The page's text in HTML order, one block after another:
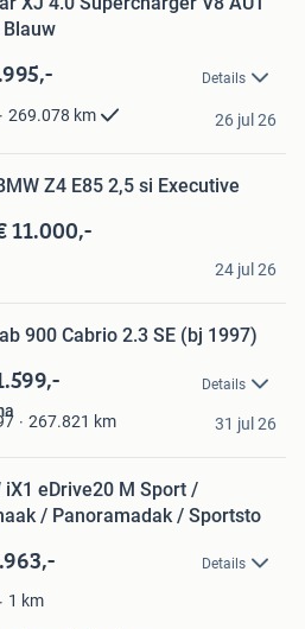
Details
269.078 km 26 jul 26
Z4 E85 2,5 si Executive
11.000,-
24 jul 26
900 Cabrio 2.3 SE (bj 1997)
Details
267.821 km 31 jul 26
iX1 eDrive20 M Sport /
/ Panoramadak / Sportsto
Details
1 km